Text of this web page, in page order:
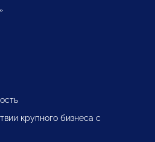
крупного бизнеса с